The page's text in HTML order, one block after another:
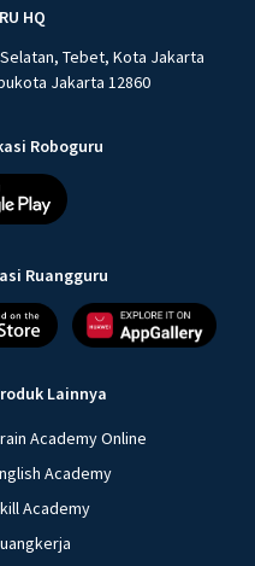
HQ
Tebet, Kota Jakarta
Jakarta 12860
Roboguru
Ruangguru
Lainnya
Academy Online
Academy
Academy